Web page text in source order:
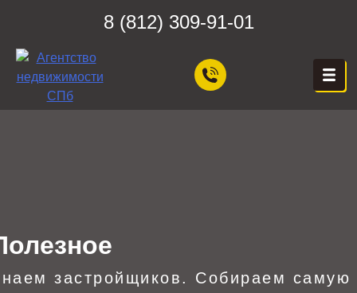
content
8 (812) 309-91-01
ЦЕХ НЕДВИЖИМОСТИ
Агентство Недвижимости в
застройщиков. Собираем самую